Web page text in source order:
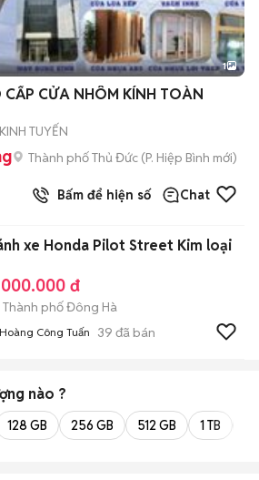
1
CỬA NHÔM KÍNH TOÀN
TUYẾN
Thành phố Thủ Đức (P. Hiệp Bình mới)
Bấm để hiện số Chat
xe Honda Pilot Street Kim loại
đ
Thành phố Đông Hà
Hoàng Công Tuấn 39 đã bán
nào ?
128 GB 256 GB 512 GB 1 TB